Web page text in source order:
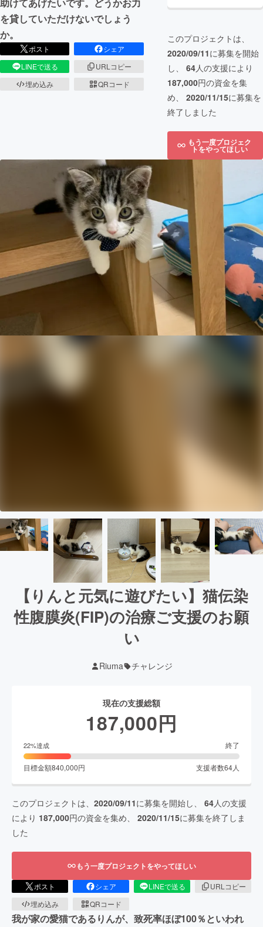
助けてあげたいです。どうかお力
を貸していただけないでしょう
か。
ポスト
シェア
LINEで送る
URLコピー
埋め込み
QRコード
このプロジェクトは、
2020/09/11に募集を開始
し、 64人の支援により
187,000円の資金を集
め、 2020/11/15に募集を
終了しました
もう一度プロジェク
トをやってほしい
【りんと元気に遊びたい】猫伝染
性腹膜炎(FIP)の治療ご支援のお願
い
Riuma チャレンジ
現在の支援総額
187,000円
22%達成 終了
目標金額840,000円 支援者数64人
このプロジェクトは、 2020/09/11に募集を開始し、 64人の支援
により 187,000円の資金を集め、 2020/11/15に募集を終了しま
した
もう一度プロジェクトをやってほしい
ポスト シェア LINEで送る
URLコピー
埋め込み
QRコード
我が家の愛猫であるりんが、致死率ほぼ100％といわれ